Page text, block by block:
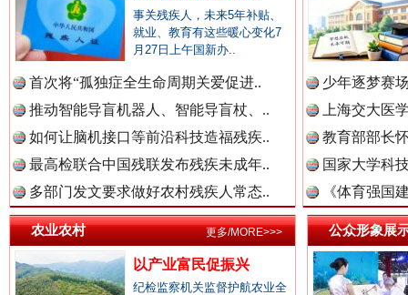
祁连巍巍树丰碑 高回报
事关残疾人，未来5年补贴、
就业、教育有这些暖心变化7
月27日上午国新办..
首次将“孤独症全生命周期关爱促进..
推动智能导盲机器人、智能导盲杖、..
如何让脑机接口等前沿科技造福残疾..
最高检联合中国残联发布残疾未成年..
多部门发文要求做好农村残疾人常态..
少年逐梦赛
上海交大医
教育部部长
国家大学科
《体育强国
农业农村
以产业富民促振兴
纪检监察机关监督护航农业全
更多/MORE>>> 公众形象展